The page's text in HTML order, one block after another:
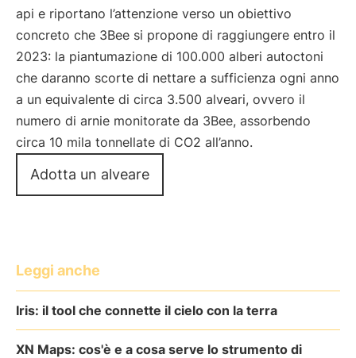
api e riportano l’attenzione verso un obiettivo
concreto che 3Bee si propone di raggiungere entro il
2023: la piantumazione di 100.000 alberi autoctoni
che daranno scorte di nettare a sufficienza ogni anno
a un equivalente di circa 3.500 alveari, ovvero il
numero di arnie monitorate da 3Bee, assorbendo
circa 10 mila tonnellate di CO2 all’anno.
Adotta un alveare
Leggi anche
Iris: il tool che connette il cielo con la terra
XN Maps: cos'è e a cosa serve lo strumento di